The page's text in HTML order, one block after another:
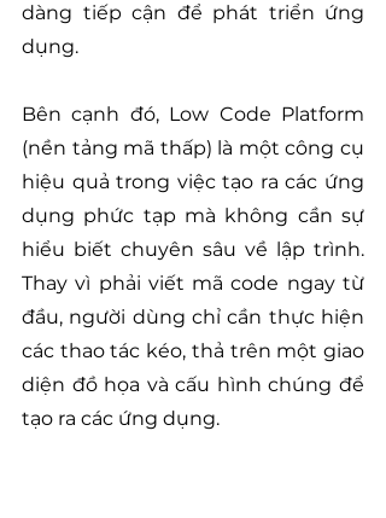
dàng tiếp cận để phát triển ứng
dụng.
Bên cạnh đó, Low Code Platform
(nền tảng mã thấp) là một công cụ
hiệu quả trong việc tạo ra các ứng
dụng phức tạp mà không cần sự
hiểu biết chuyên sâu về lập trình.
Thay vì phải viết mã code ngay từ
đầu, người dùng chỉ cần thực hiện
các thao tác kéo, thả trên một giao
diện đồ họa và cấu hình chúng để
tạo ra các ứng dụng.